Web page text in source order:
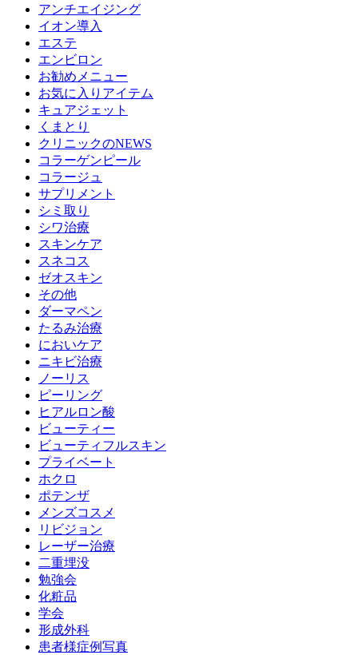
アンチエイジング
イオン導入
エステ
エンビロン
お勧めメニュー
お気に入りアイテム
キュアジェット
くまとり
クリニックのNEWS
コラーゲンピール
コラージュ
サプリメント
シミ取り
シワ治療
スキンケア
スネコス
ゼオスキン
その他
ダーマペン
たるみ治療
においケア
ニキビ治療
ノーリス
ピーリング
ヒアルロン酸
ビューティー
ビューティフルスキン
プライベート
ホクロ
ポテンザ
メンズコスメ
リビジョン
レーザー治療
二重埋没
勉強会
化粧品
学会
形成外科
患者様症例写真